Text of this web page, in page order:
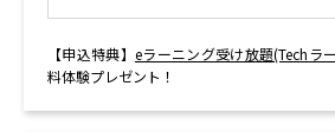
【申込特典】 eラーニング受け放題(Techラ
料体験プレゼント！